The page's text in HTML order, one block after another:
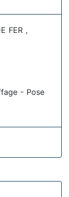
FER ,
- Pose